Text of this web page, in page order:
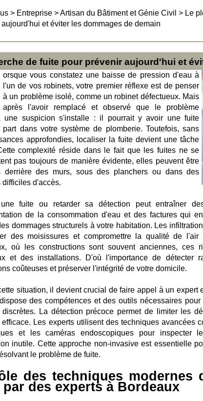
> Entreprise >Artisan du Bâtiment et Génie Civil > Le
et éviter les dommages de demain
de fuite pour prévenir aujourd'hui et
orsque vous constatez une baisse de pression d'eau à
l'un de vos robinets, votre premier réflexe est de penser
à un problème isolé, comme un robinet défectueux. Mais
après l'avoir remplacé et observé que le problème
une suspicion s'installe : il pourrait y avoir une fuite
part dans votre système de plomberie. Toutefois, sans
approfondies, localiser la fuite devient une tâche
complexité réside dans le fait que les fuites ne se
pas toujours de manière évidente, elles peuvent être
derrière des murs, sous des planchers ou dans des
difficiles d'accès.
une fuite ou retarder sa détection peut entraîner
de la consommation d'eau et des factures qui
dommages structurels à votre habitation. Les
des moisissures et compromettre la qualité de
où les constructions sont souvent anciennes, ces
et des installations. D'où l'importance de détecter
coûteuses et préserver l'intégrité de votre domicile.
situation, il devient crucial de faire appel à un expert
dispose des compétences et des outils nécessaires
discrètes. La détection précoce permet de limiter les
efficace. Les experts utilisent des techniques avancées
et les caméras endoscopiques pour inspecter
inutile. Cette approche non-invasive est essentielle
le problème de fuite.
des techniques modernes
des experts à Bordeaux